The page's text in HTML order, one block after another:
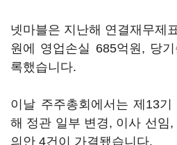
넷마블은 지난해 연결재무제
원에 영업손실 685억원, 당
록했습니다.
이날 주주총회에서는 제13
해 정관 일부 변경, 이사 선임
의안 4건이 가결됐습니다.